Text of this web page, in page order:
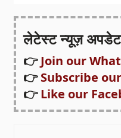
लेटेस्ट न्यूज़ अपडेट
👉Join our
👉Subscribe
👉Like our